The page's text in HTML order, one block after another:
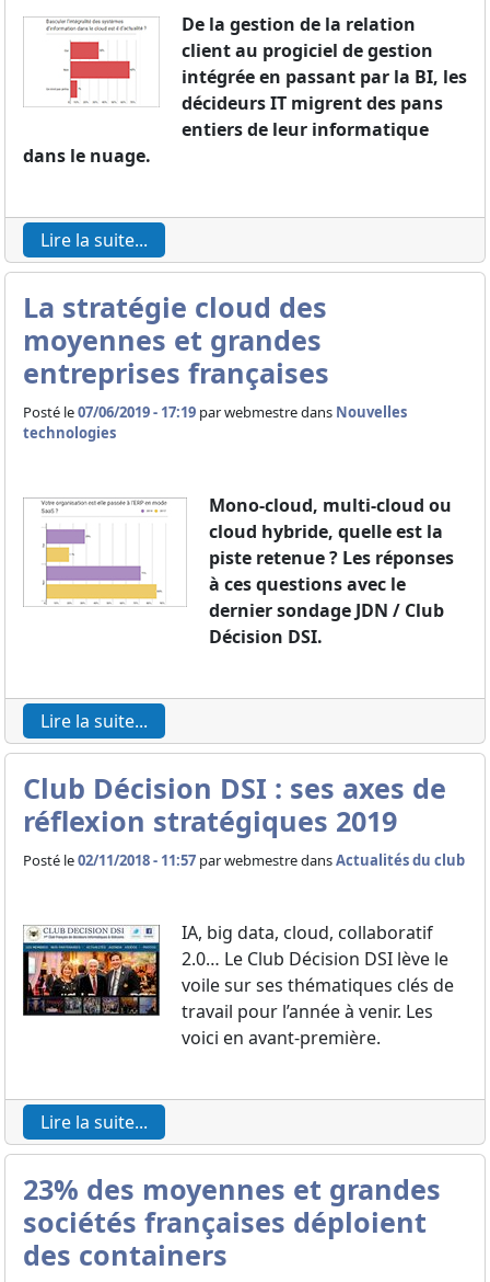
De la gestion de la relation
client au progiciel de gestion
intégrée en passant par la BI, les
décideurs IT migrent des pans
entiers de leur informatique
dans le nuage.
Lire la suite...
La stratégie cloud des
moyennes et grandes
entreprises françaises
Posté le07/06/2019 - 17:19 parwebmestre dans Nouvelles
technologies
Mono-cloud, multi-cloud ou
cloud hybride, quelle est la
piste retenue ? Les réponses
à ces questions avec le
dernier sondage JDN / Club
Décision DSI.
Lire la suite...
Club Décision DSI : ses axes de
réflexion stratégiques 2019
Posté le02/11/2018 - 11:57 parwebmestre dansActualités du club
IA, big data, cloud, collaboratif
2.0… Le Club Décision DSI lève le
voile sur ses thématiques clés de
travail pour l’année à venir. Les
voici en avant-première.
Lire la suite...
23% des moyennes et grandes
sociétés françaises déploient
des containers